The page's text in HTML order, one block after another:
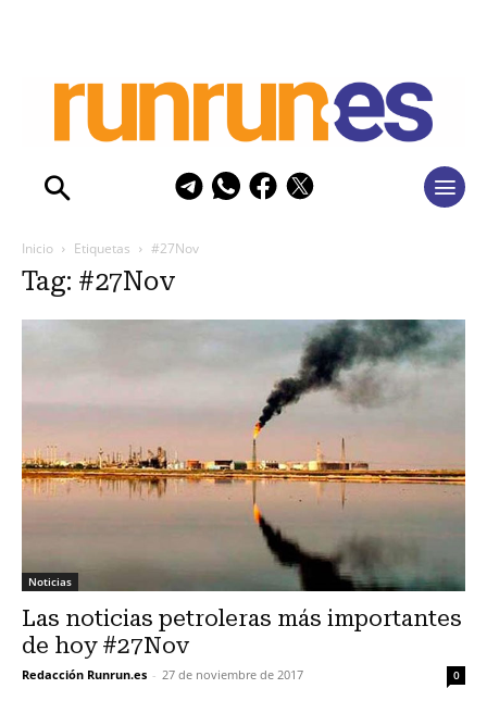
Inicio Etiquetas #27Nov
Tag: #27Nov
Noticias
Las noticias petroleras más importantes
de hoy #27Nov
Redacción Runrun.es - 27 de noviembre de 2017 0